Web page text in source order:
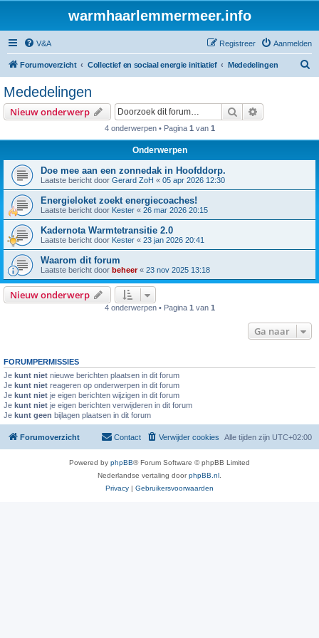
warmhaarlemmermeer.info
V&A Aanmelden
Registreer
Forumoverzicht Collectief en sociaal energie initiatief Mededelingen
Mededelingen
Nieuw onderwerp Zoek
4 onderwerpen • Pagina 1 van 1
Onderwerpen
Doe mee aan een zonnedak in Hoofddorp.
Laatste bericht door Gerard ZoH « 05 apr 2026 12:30
Energieloket zoekt energiecoaches!
Laatste bericht door Kester « 26 mar 2026 20:15
Kadernota Warmtetransitie 2.0
Laatste bericht door Kester « 23 jan 2026 20:41
Waarom dit forum
Laatste bericht door beheer« 23 nov 2025 13:18
Nieuw onderwerp
4 onderwerpen • Pagina 1 van 1
Ga naar
FORUMPERMISSIES
Je kunt niet nieuwe berichten plaatsen in dit forum
Je kunt niet reageren op onderwerpen in dit forum
Je kunt niet je eigen berichten wijzigen in dit forum
Je kunt niet je eigen berichten verwijderen in dit forum
Je kunt geen bijlagen plaatsen in dit forum
Forumoverzicht Alle tijden zijn UTC+02:00
Verwijder cookies
Contact
Powered by phpBB® Forum Software © phpBB Limited
Nederlandse vertaling doorphpBB.nl
Privacy | Gebruikersvoorwaarden